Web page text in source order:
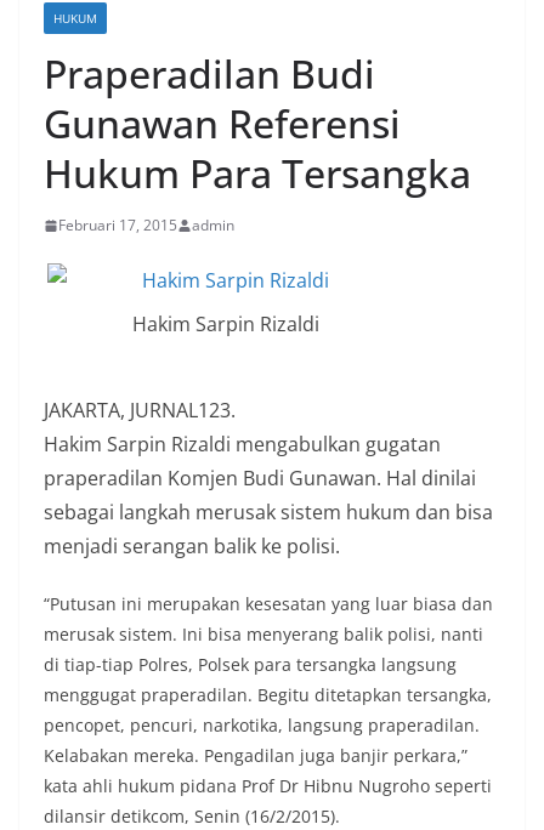
HUKUM
Praperadilan Budi
Gunawan Referensi
Hukum Para Tersangka
Februari 17, 2015 admin
Hakim Sarpin Rizaldi
JAKARTA, JURNAL123.
Hakim Sarpin Rizaldi mengabulkan gugatan
praperadilan Komjen Budi Gunawan. Hal dinilai
sebagai langkah merusak sistem hukum dan bisa
menjadi serangan balik ke polisi.
“Putusan ini merupakan kesesatan yang luar biasa dan
merusak sistem. Ini bisa menyerang balik polisi, nanti
di tiap-tiap Polres, Polsek para tersangka langsung
menggugat praperadilan. Begitu ditetapkan tersangka,
pencopet, pencuri, narkotika, langsung praperadilan.
Kelabakan mereka. Pengadilan juga banjir perkara,”
kata ahli hukum pidana Prof Dr Hibnu Nugroho seperti
dilansir detikcom, Senin (16/2/2015).